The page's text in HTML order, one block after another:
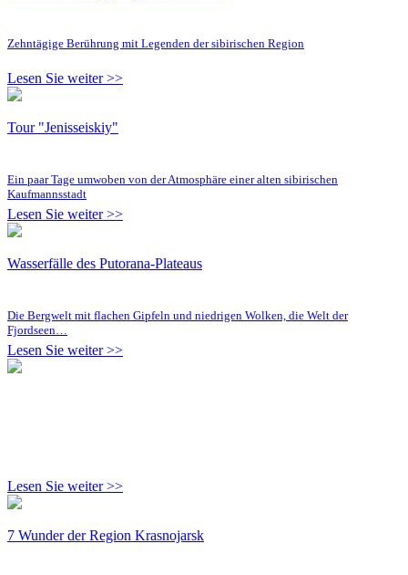
Zehntägige Berührung mit Legenden der sibirischen Region
Lesen Sie weiter >>
Tour "Jenisseiskiy"
Ein paar Tage umwoben von der Atmosphäre einer alten sibirischen
Kaufmannsstadt
Lesen Sie weiter >>
Wasserfälle des Putorana-Plateaus
Die Bergwelt mit flachen Gipfeln und niedrigen Wolken, die Welt der
Fjordseen…
Lesen Sie weiter >>
Lesen Sie weiter >>
7 Wunder der Region Krasnojarsk